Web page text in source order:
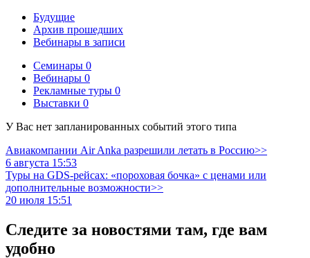
Будущие
Архив прошедших
Вебинары в записи
Семинары 0
Вебинары 0
Рекламные туры 0
Выставки 0
У Вас нет запланированных событий этого типа
Авиакомпании Air Anka разрешили летать в Россию>>
6 августа 15:53
Туры на GDS-рейсах: «пороховая бочка» с ценами или
дополнительные возможности>>
20 июля 15:51
Следите за новостями там, где вам
удобно